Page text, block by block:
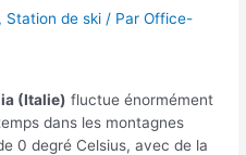
, Station de ski / ParOffice-
(Italie) fluctue énormément
dans les montagnes
0 degré Celsius, avec de la